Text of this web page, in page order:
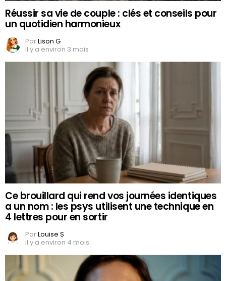
Réussir sa vie de couple : clés et conseils pour
un quotidien harmonieux
ParLison G
il y a environ 3 mois
Ce brouillard qui rend vos journées identiques
a un nom : les psys utilisent une technique en
4 lettres pour en sortir
ParLouise S
il y a environ 4 mois